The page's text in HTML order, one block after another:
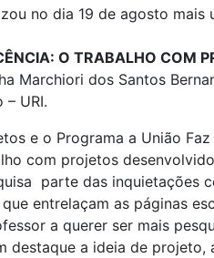
no dia 19 de agosto mais
O TRABALHO COM
Marchiori dos Santos
URI.
e o Programa a União Faz
com projetos
parte das inquietações
entrelaçam as páginas
a querer ser mais
destaque a ideia de projeto,